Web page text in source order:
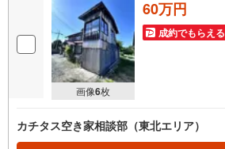
画像6枚
60万円
成約でもらえる
カチタス空き家相談部（東北エリア）